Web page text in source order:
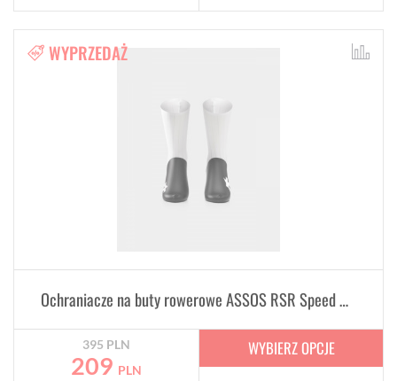
WYPRZEDAŻ
Ochraniacze na buty rowerowe ASSOS RSR Speed Booties
395 PLN
209 PLN
WYBIERZ OPCJE